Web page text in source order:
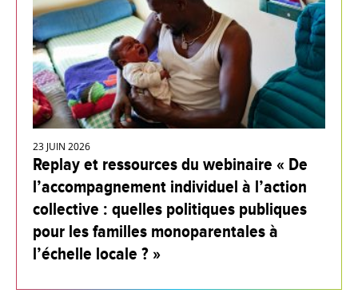
23 JUIN 2026
Replay et ressources du webinaire « De
l’accompagnement individuel à l’action
collective : quelles politiques publiques
pour les familles monoparentales à
l’échelle locale ? »